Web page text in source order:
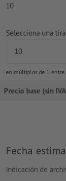
10
Selecciona una
en múltiplos de 1
Precio base (sin
Fecha
Indicación de